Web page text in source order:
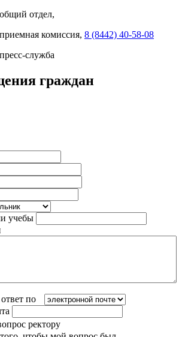
отдел,
комиссия, 8 (8442) 40-58-08
служба
граждан
учебы
по
ректору